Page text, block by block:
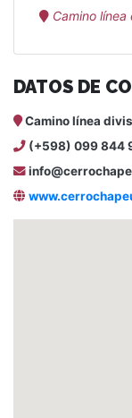
Camino
DATOS DE
Camino línea
(+598) 099 844